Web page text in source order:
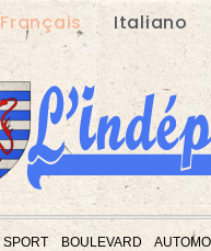
Français Italiano
SPORT BOULEVARD